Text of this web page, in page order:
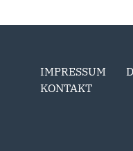
IMPRESSUM
KONTAKT